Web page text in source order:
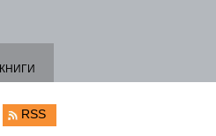
КНИГИ
RSS